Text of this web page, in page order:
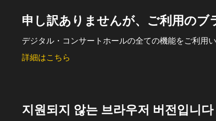
申し訳ありませんが、ご利用の
デジタル・コンサートホールの全ての機能をご利用
詳細はこちら
지원되지 않는 브라우저 버전입니다